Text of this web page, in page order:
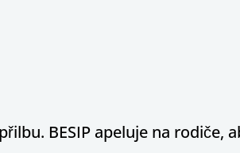
BESIP apeluje na rodiče,